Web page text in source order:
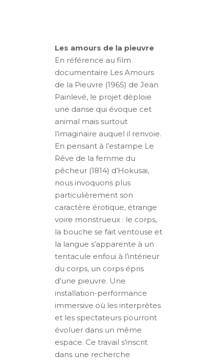
Les amours de la pieuvre
En référence au film
documentaire Les Amours
de la Pieuvre (1965) de Jean
Painlevé, le projet déploie
une danse qui évoque cet
animal mais surtout
l’imaginaire auquel il renvoie.
En pensant à l’estampe Le
Rêve de la femme du
pêcheur (1814) d’Hokusai,
nous invoquons plus
particulièrement son
caractère érotique, étrange
voire monstrueux : le corps,
la bouche se fait ventouse et
la langue s’apparente à un
tentacule enfoui à l’intérieur
du corps, un corps épris
d’une pieuvre. Une
installation-performance
immersive où les interprètes
et les spectateurs pourront
évoluer dans un même
espace. Ce travail s’inscrit
dans une recherche